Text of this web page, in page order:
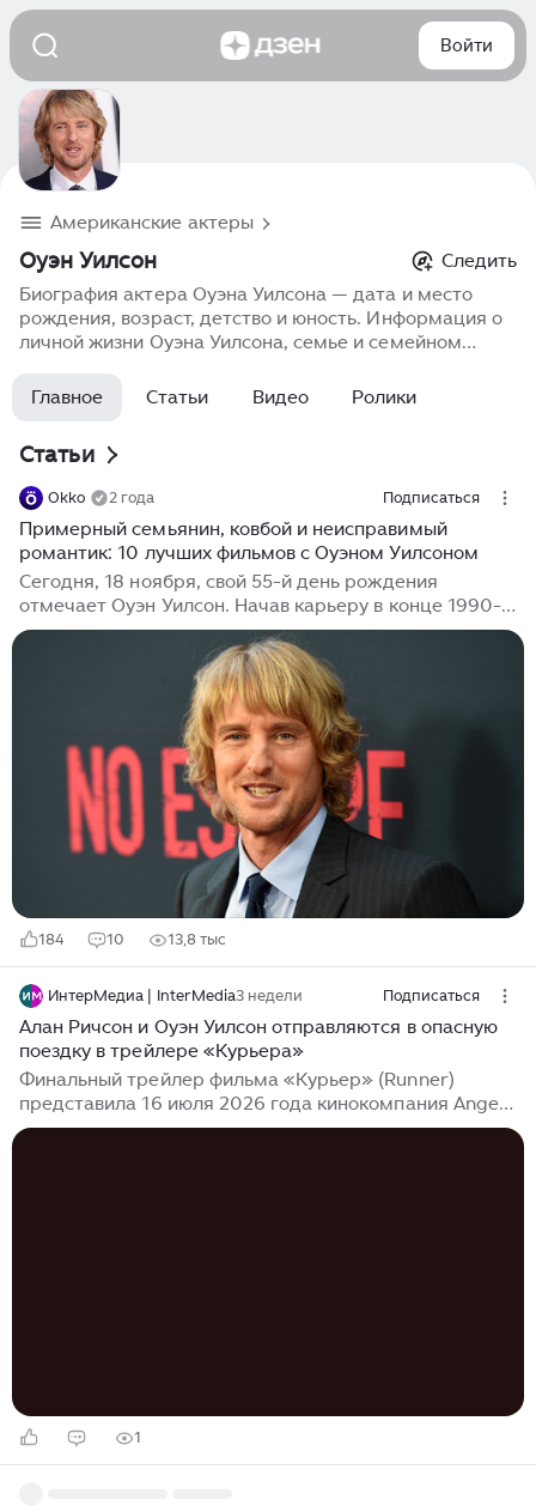
Войти
Американские актеры
Оуэн Уилсон
Следить
Биография актера Оуэна Уилсона — дата и место
рождения, возраст, детство и юность. Информация о
личной жизни Оуэна Уилсона, семье и семейном
фото, последние новости.
Главное Статьи Видео Ролики
Статьи
Okko 2 года Подписаться
Примерный семьянин, ковбой и неисправимый
романтик: 10 лучших фильмов с Оуэном Уилсоном
Сегодня, 18 ноября, свой 55-й день рождения
отмечает Оуэн Уилсон. Начав карьеру в конце 1990-х
в качестве сценариста и актера в инди-фильме
«Бутылочная ракета» Уэса Андерсона, Уилсон быстро
превратился в одного из самых востребованных
комедийных артистов 2000-х и 2010-х. К
настоящему времени актер стал воплощением
кинематографической универсальности: он не боится
рисковать и пробовать новые роли, часто меняя
жанры и амплуа. Уилсон уже почти 30 лет снимается
в кино, чередуя авторские и жанровые картины,...
184 10 13,8 тыс
ИнтерМедиа | InterMedia3 недели Подписаться
Алан Ричсон и Оуэн Уилсон отправляются в опасную
поездку в трейлере «Курьера»
Финальный трейлер фильма «Курьер» (Runner)
представила 16 июля 2026 года кинокомпания Angel.
«ИнтерМедиа» напоминает, что главные роли в
1